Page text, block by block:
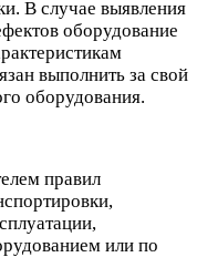
В случае выявления
оборудование
выполнить за свой
оборудования.
правил
или по